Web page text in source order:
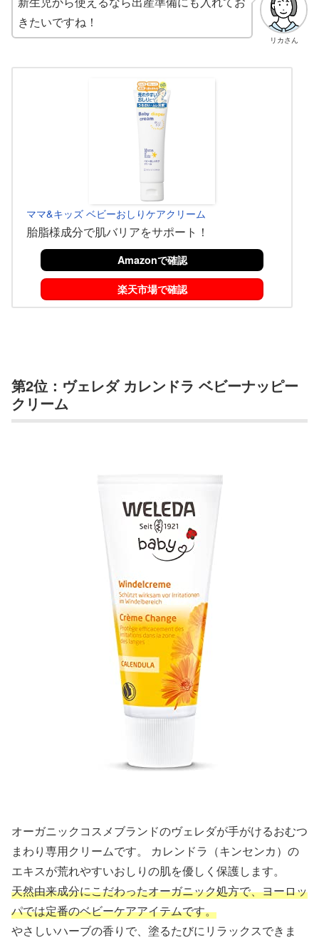
リカさん
きたいですね！
ママ&キッズ ベビーおしりケアクリーム
胎脂様成分で肌バリアをサポート！
Amazonで確認
楽天市場で確認
第2位：ヴェレダ カレンドラ ベビーナッピー
クリーム
オーガニックコスメブランドのヴェレダが手がけるおむつ
まわり専用クリームです。 カレンドラ（キンセンカ）の
エキスが荒れやすいおしりの肌を優しく保護します。
天然由来成分にこだわったオーガニック処方で、ヨーロッ
パでは定番のベビーケアアイテムです。
やさしいハーブの香りで、塗るたびにリラックスできま